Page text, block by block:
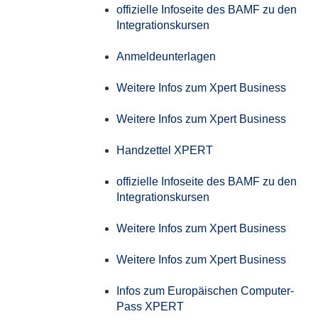
offizielle Infoseite des BAMF zu den
Integrationskursen
Anmeldeunterlagen
Weitere Infos zum Xpert Business
Weitere Infos zum Xpert Business
Handzettel XPERT
offizielle Infoseite des BAMF zu den
Integrationskursen
Weitere Infos zum Xpert Business
Weitere Infos zum Xpert Business
Infos zum Europäischen Computer-
Pass XPERT